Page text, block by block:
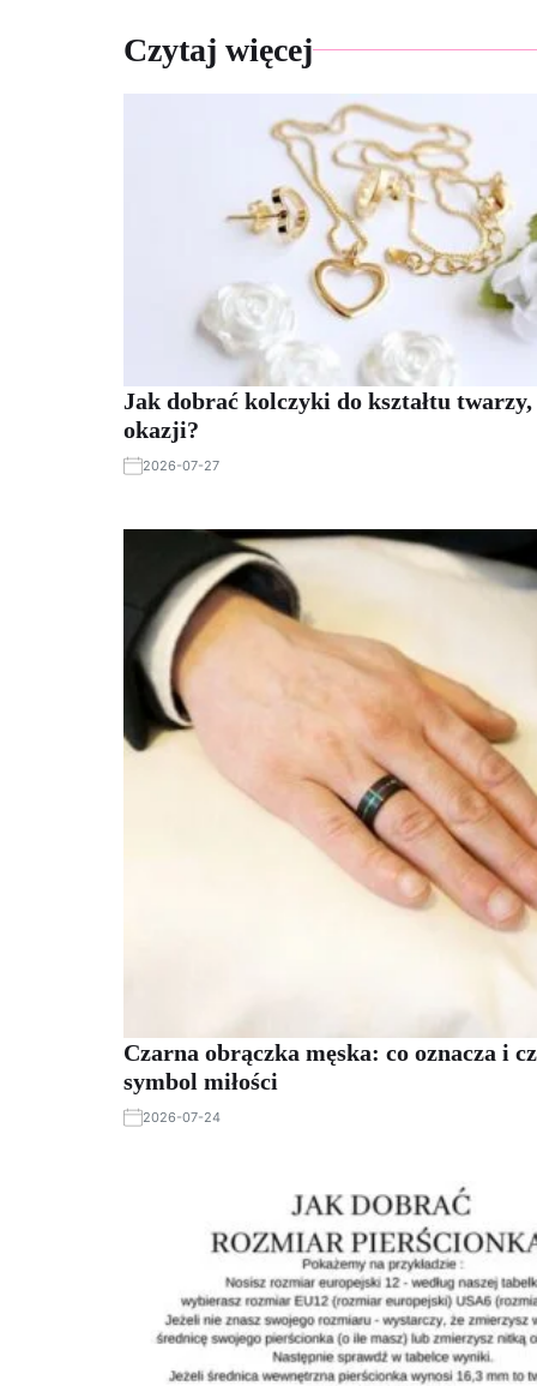
Czytaj więcej
Jak dobrać kolczyki do kształtu
okazji?
2026-07-27
Czarna obrączka męska: co oznacza i
symbol miłości
2026-07-24